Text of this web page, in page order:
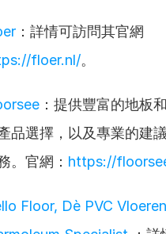
floer.nl/。
：提供豐富的地板
品選擇，以及專業的建
。官網： https://
Floor, Dè PVC